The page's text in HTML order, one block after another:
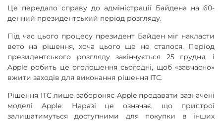
Це передало справу до адміністрації Байдена на 60-
денний президентський період розгляду.
Під час цього процесу президент Байден міг накласти
вето на рішення, хоча цього ще не сталося. Період
президентського розгляду закінчується 25 грудня, і
Apple робить це оголошення сьогодні, щоб «завчасно»
вжити заходів для виконання рішення ITC.
Рішення ITC лише забороняє Apple продавати зазначені
моделі Apple. Наразі це означає, що пристрої
залишатимуться доступними для покупки в інших